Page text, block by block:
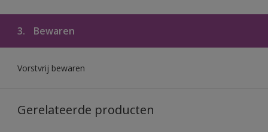
3. Bewaren
Vorstvrij bewaren
Gerelateerde producten